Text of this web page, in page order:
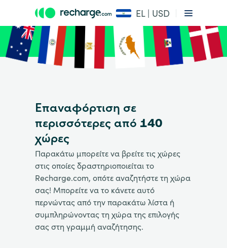
EL | USD
Επαναφόρτιση σε
περισσότερες από 140
χώρες
Παρακάτω μπορείτε να βρείτε τις χώρες
στις οποίες δραστηριοποιείται το
Recharge.com, οπότε αναζητήστε τη χώρα
σας! Μπορείτε να το κάνετε αυτό
περνώντας από την παρακάτω λίστα ή
συμπληρώνοντας τη χώρα της επιλογής
σας στη γραμμή αναζήτησης.